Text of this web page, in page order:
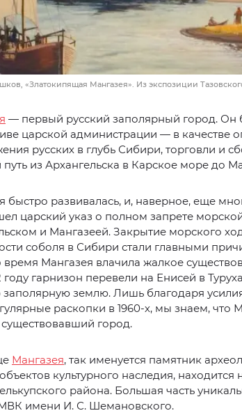
«Златокипящая Мангазея». Из экспозиции
— первый русский заполярный город. Он
царской администрации — в качестве
русских в глубь Сибири, торговли и
из Архангельска в Карское море до
быстро развивалась, и, наверное, еще
царский указ о полном запрете
и Мангазеей. Закрытие морского
соболя в Сибири стали главными
время Мангазея влачила жалкое
году гарнизон перевели на Енисей в
заполярную землю. Лишь благодаря
раскопки в 1960-х, мы знаем, что
город.
Мангазея, так именуется памятник
культурного наследия, находится
района. Большая часть
имени И. С. Шемановского.